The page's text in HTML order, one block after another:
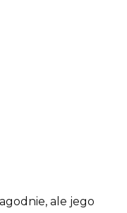
ale jego